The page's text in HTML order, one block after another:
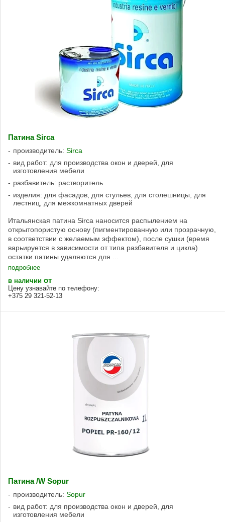
Патина Sirca
производитель: Sirca
вид работ: для производства окон и дверей, для
изготовления мебели
разбавитель: растворитель
изделия: для фасадов, для стульев, для столешницы, для
лестниц, для межкомнатных дверей
Итальянская патина Sirca наносится распылением на
открытопористую основу (пигментированную или прозрачную,
в соответствии с желаемым эффектом), после сушки (время
варьируется в зависимости от типа разбавителя и цикла)
остатки патины удаляются для ...
подробнее
в наличии от
Цену узнавайте по телефону:
+375 29 321-52-13
Патина /W Sopur
производитель: Sopur
вид работ: для производства окон и дверей, для
изготовления мебели